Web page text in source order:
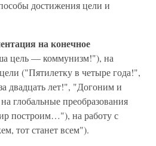
достижения цели и
на конечное
цель — коммунизм!"), на
("Пятилетку в четыре года!",
двадцать лет!", "Догоним и
глобальные преобразования
построим…"), на работу с
тот станет всем").